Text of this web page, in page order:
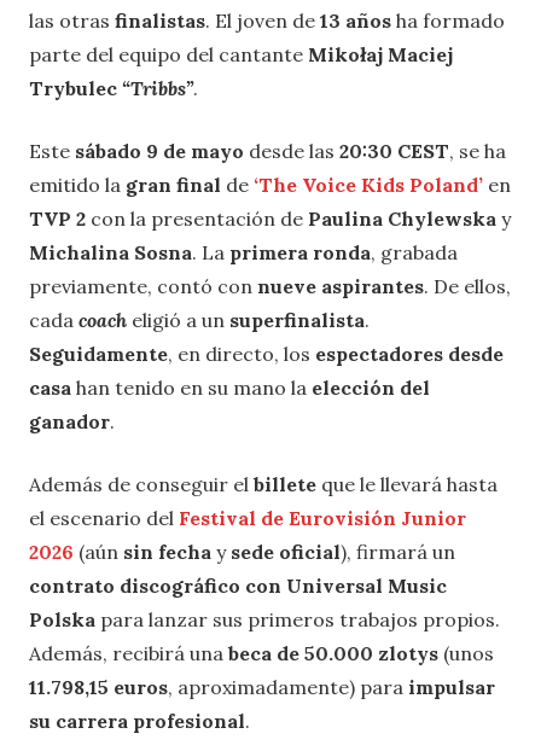
las otras finalistas. El joven de 13 años ha formado
parte del equipo del cantante Mikołaj Maciej
Trybulec “Tribbs”.
Este sábado 9 de mayo desde las 20:30 CEST, se ha
emitido la gran final de ‘The Voice Kids Poland’ en
TVP 2 con la presentación de Paulina Chylewska y
Michalina Sosna. La primera ronda, grabada
previamente, contó con nueve aspirantes. De ellos,
cada coach eligió a un superfinalista.
Seguidamente, en directo, los espectadores desde
casa han tenido en su mano la elección del
ganador.
Además de conseguir el billete que le llevará hasta
el escenario del Festival de Eurovisión Junior
2026 (aún sin fecha y sede oficial), firmará un
contrato discográfico con Universal Music
Polska para lanzar sus primeros trabajos propios.
Además, recibirá una beca de 50.000 zlotys (unos
11.798,15 euros, aproximadamente) para impulsar
su carrera profesional.